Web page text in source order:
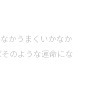
かうまくいかなか
のような運命にな